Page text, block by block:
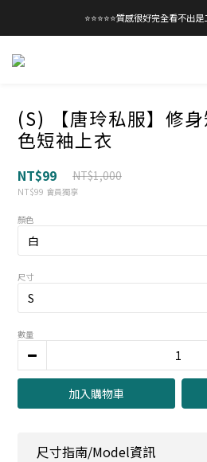
⭐⭐⭐⭐⭐質感很好完全看不出
(S) 【唐玲私服】修
色短袖上衣
NT$99 NT$1,000
NT$99 會員獨享
顏色
尺寸
數量
加入購物車
尺寸指南/Model資訊